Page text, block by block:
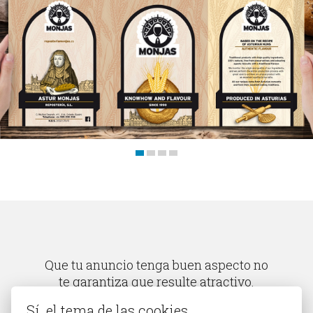
Blog
Contacto
Que tu anuncio tenga buen aspecto no
te garantiza que resulte atractivo.